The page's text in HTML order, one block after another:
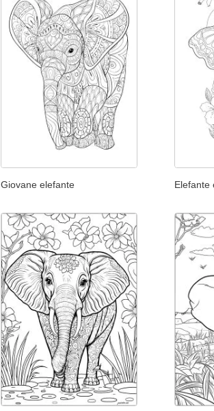
Giovane elefante Elefante